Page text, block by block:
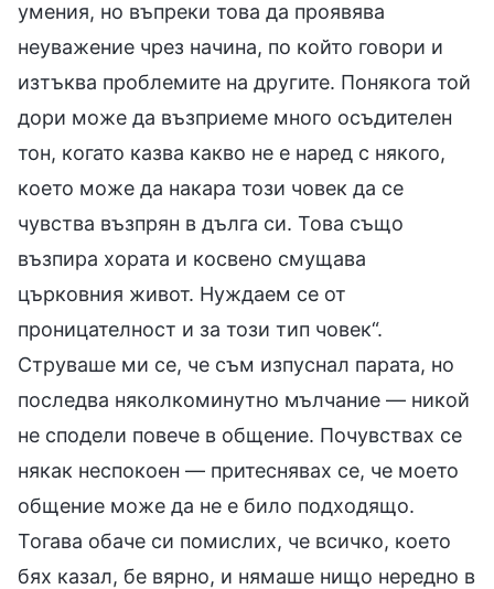
умения, но въпреки това да проявява
неуважение чрез начина, по който говори и
изтъква проблемите на другите. Понякога той
дори може да възприеме много осъдителен
тон, когато казва какво не е наред с някого,
което може да накара този човек да се
чувства възпрян в дълга си. Това също
възпира хората и косвено смущава
църковния живот. Нуждаем се от
проницателност и за този тип човек“.
Струваше ми се, че съм изпуснал парата, но
последва няколкоминутно мълчание — никой
не сподели повече в общение. Почувствах се
някак неспокоен — притеснявах се, че моето
общение може да не е било подходящо.
Тогава обаче си помислих, че всичко, което
бях казал, бе вярно, и нямаше нищо нередно в